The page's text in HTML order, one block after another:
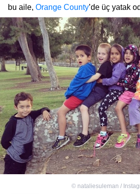
bu aile, Orange County’de üç yatak
© nataliesuleman /